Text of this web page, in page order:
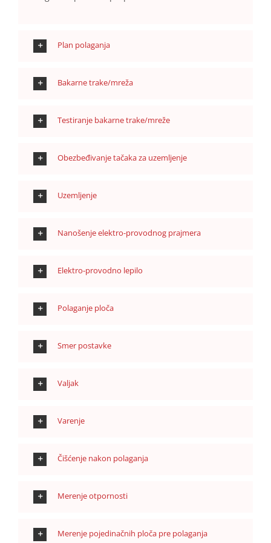
Plan polaganja
Bakarne trake/mreža
Testiranje bakarne trake/mreže
Obezbeđivanje tačaka za uzemljenje
Uzemljenje
Nanošenje elektro-provodnog prajmera
Elektro-provodno lepilo
Polaganje ploča
Smer postavke
Valjak
Varenje
Čišćenje nakon polaganja
Merenje otpornosti
Merenje pojedinačnih ploča pre polaganja